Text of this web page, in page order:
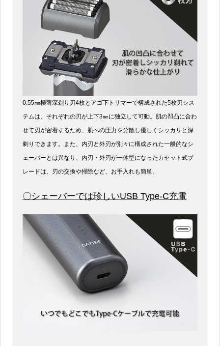
0.55㎜極薄深剃り刃4枚とアゴ下トリマーで構成された5枚刃シス
テムは、それぞれの刃が上下3㎜に独立して可動。肌の凹凸に合わ
せて刃が密着するため、肌への圧力を分散し優しくシッカリと深
剃りできます。また、内刃と外刃が別々に構成された一般的なシ
ェーバーとは異なり、内刃・外刃が一体型になったカセット式ブ
レードは、刃の交換や掃除など、お手入れも簡単。
〇シェーバーでは珍しいUSB Type-C充電